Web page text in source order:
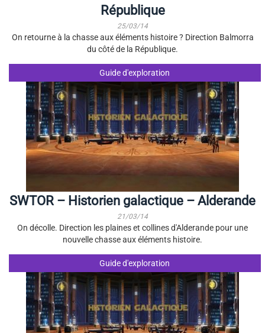
République
25/03/14
On retourne à la chasse aux éléments histoire ? Direction Balmorra
du côté de la République.
Guide d'exploration
SWTOR – Historien galactique – Alderande
21/03/14
On décolle. Direction les plaines et collines d'Alderande pour une
nouvelle chasse aux éléments histoire.
Guide d'exploration